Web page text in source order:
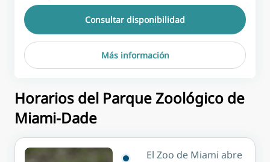
Consultar disponibilidad
Más información
Horarios del Parque Zoológico de
Miami-Dade
El Zoo de Miami abre